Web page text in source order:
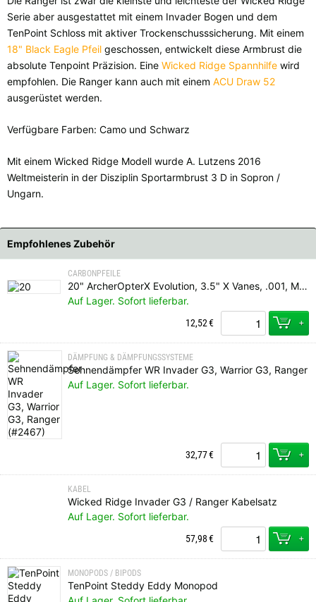
Serie aber ausgestattet mit einem Invader Bogen und dem
TenPoint Schloss mit aktiver Trockenschusssicherung. Mit einem
18" Black Eagle Pfeil geschossen, entwickelt diese Armbrust die
absolute Tenpoint Präzision. Eine Wicked Ridge Spannhilfe wird
empfohlen. Die Ranger kann auch mit einem ACU Draw 52
ausgerüstet werden.
Verfügbare Farben: Camo und Schwarz
Mit einem Wicked Ridge Modell wurde A. Lutzens 2016
Weltmeisterin in der Disziplin Sportarmbrust 3 D in Sopron /
Ungarn.
Empfohlenes Zubehör
CARBONPFEILE
20" ArcherOpterX Evolution, 3.5" X Vanes, .001, Messing Insert, Flachnock
Auf Lager. Sofort lieferbar.
12,52€ +
DÄMPFUNG & DÄMPFUNGSSYSTEME
Sehnendämpfer WR Invader G3, Warrior G3, Ranger
Auf Lager. Sofort lieferbar.
32,77€ +
KABEL
Wicked Ridge Invader G3 / Ranger Kabelsatz
Auf Lager. Sofort lieferbar.
57,98€ +
MONOPODS / BIPODS
TenPoint Steddy Eddy Monopod